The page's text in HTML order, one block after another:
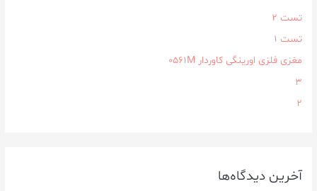
تست 2
تست 1
مغزی فلزی اورینگی کاوردار ۰۵۶۱M
3
2
آخرین دیدگاه‌ها